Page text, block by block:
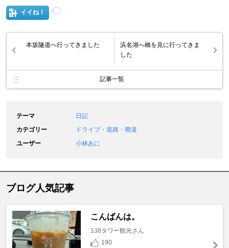
イイね！
本坂隧道へ行ってきました
浜名湖へ橋を見に行ってきま
した
記事一覧
テーマ
日記
カテゴリー
ドライブ・道路・廃道
ユーザー
小林あに
ブログ人気記事
こんばんは。
138タワー観光さん
190